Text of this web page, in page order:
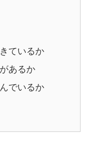
ているか
あるか
でいるか